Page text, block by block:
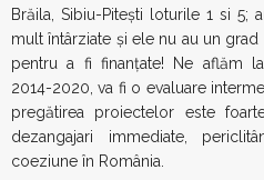
Brăila, Sibiu-Pitești loturile 1 si 5;
mult întârziate și ele nu au un
pentru a fi finanțate! Ne aflăm
2014-2020, va fi o evaluare
pregătirea proiectelor este
dezangajari immediate,
coeziune în România.